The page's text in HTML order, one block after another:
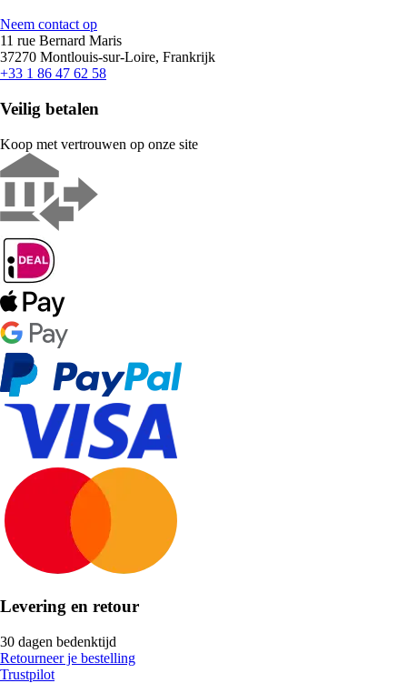
Neem contact op
11 rue Bernard Maris
37270 Montlouis-sur-Loire, Frankrijk
+33 1 86 47 62 58
Veilig betalen
Koop met vertrouwen op onze site
Levering en retour
30 dagen bedenktijd
Retourneer je bestelling
Trustpilot